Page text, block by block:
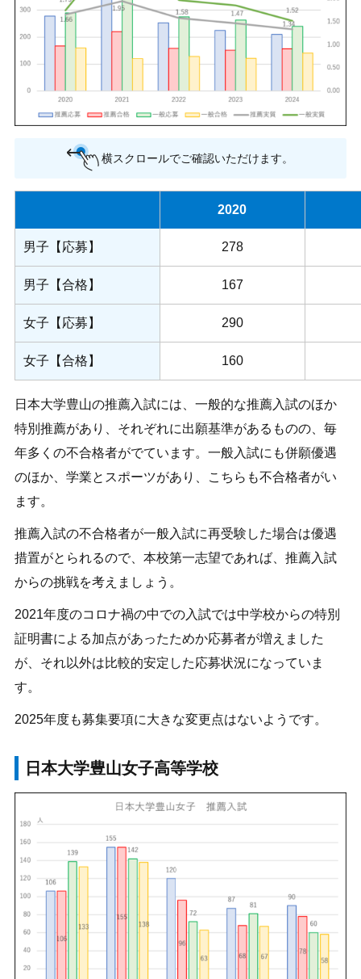
横スクロールでご確認いただけます。
2020
男子【応募】 278
男子【合格】 167
女子【応募】 290
女子【合格】 160
日本大学豊山の推薦入試には、一般的な推薦入試のほか
特別推薦があり、それぞれに出願基準があるものの、毎
年多くの不合格者がでています。一般入試にも併願優遇
のほか、学業とスポーツがあり、こちらも不合格者がい
ます。
推薦入試の不合格者が一般入試に再受験した場合は優遇
措置がとられるので、本校第一志望であれば、推薦入試
からの挑戦を考えましょう。
2021年度のコロナ禍の中での入試では中学校からの特別
証明書による加点があったためか応募者が増えました
が、それ以外は比較的安定した応募状況になっていま
す。
2025年度も募集要項に大きな変更点はないようです。
日本大学豊山女子高等学校